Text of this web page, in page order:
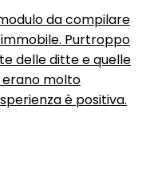
da compilare
Purtroppo
delle ditte e quelle
molto
è positiva.